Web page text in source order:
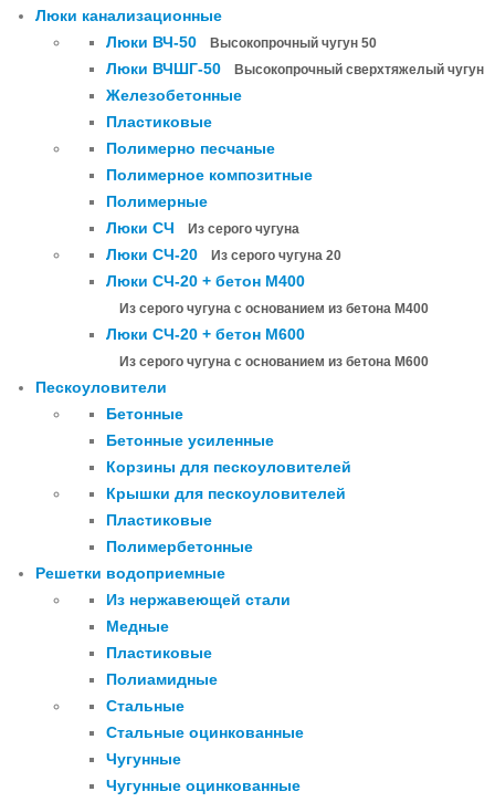
Люки канализационные
Люки ВЧ-50
Высокопрочный чугун 50
Люки ВЧШГ-50 Высокопрочный сверхтяжелый чугун
Железобетонные
Пластиковые
Полимерно песчаные
Полимерное композитные
Полимерные
Люки СЧ
Из серого чугуна
Люки СЧ-20 Из серого чугуна 20
Люки СЧ-20 + бетон М400
Из серого чугуна с основанием из бетона М400
Люки СЧ-20 + бетон М600
Из серого чугуна с основанием из бетона М600
Пескоуловители
Бетонные
Бетонные усиленные
Корзины для пескоуловителей
Крышки для пескоуловителей
Пластиковые
Полимербетонные
Решетки водоприемные
Из нержавеющей стали
Медные
Пластиковые
Полиамидные
Стальные
Стальные оцинкованные
Чугунные
Чугунные оцинкованные